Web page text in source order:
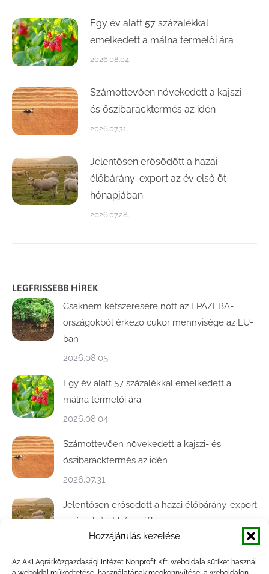
Hozzájárulás kezelése
Az AKI Agrárközgazdasági Intézet Nonprofit Kft. weboldala sütiket használ
Egy év alatt 57 százalékkal
emelkedett a málna termelői ára
2026.08.04.
Számottevően növekedett a kajszi-
és őszibaracktermés az idén
2026.07.31.
Jelentősen erősödött a hazai
élőbárány-export az év első öt
hónapjában
2026.07.28.
LEGFRISSEBB HÍREK
Csaknem kétszeresére nőtt az EPA/EBA-
országokból érkező cukor mennyisége az EU-
ban
2026.08.05.
Egy év alatt 57 százalékkal emelkedett a
málna termelői ára
2026.08.04.
Számottevően növekedett a kajszi- és
őszibaracktermés az idén
2026.07.31.
Jelentősen erősödött a hazai élőbárány-export
az év első öt hónapjában
2026.07.28.
Közel ötödével bővült a baromfivágás